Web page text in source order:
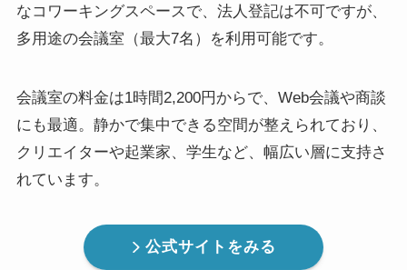
なコワーキングスペースで、法人登記は不可ですが、
多用途の会議室（最大7名）を利用可能です。
会議室の料金は1時間2,200円からで、Web会議や商談
にも最適。静かで集中できる空間が整えられており、
クリエイターや起業家、学生など、幅広い層に支持さ
れています。
公式サイトをみる